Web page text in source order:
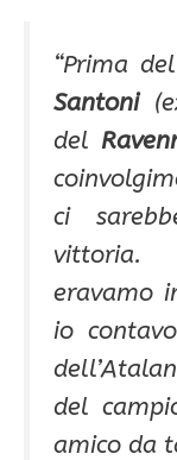
“Prima
Santoni
del
ci
vittoria.
eravamo
io
del
amico da